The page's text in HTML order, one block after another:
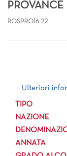
ROSPRO16.22
Ulteriori
Ulteriori
TIPO
NAZIONE
ANNATA